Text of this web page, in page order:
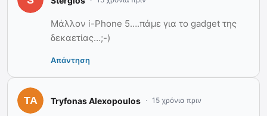
Μάλλον i-Phone 5….πάμε για το gadget της
δεκαετίας…;-)
Απάντηση
Tryfonas Alexopoulos 15 χρόνια πριν